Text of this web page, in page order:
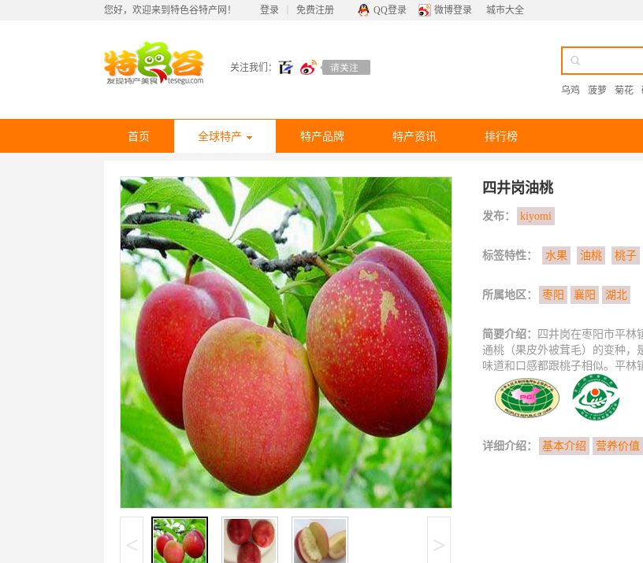
您好，欢迎来到特色谷特产网！ 登录 免费注册 QQ登录 微博登录 城市大全
关注我们：
乌鸡 菠萝 菊花
首页 全球特产 特产品牌 特产资讯 排行榜
< >
四井岗油桃
发布： kiyomi
标签特性： 水果 油桃 桃子
所属地区： 枣阳 襄阳 湖北
简要介绍：
四井岗在枣阳市平林
通桃（果皮外被茸毛）的变种，
味道和口感都跟桃子相似。平林
详细介绍： 基本介绍 营养价值